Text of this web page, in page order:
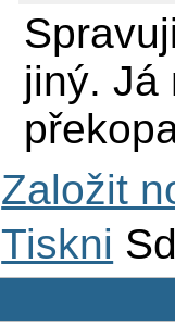
jiný. Já
Založit
Tiskni